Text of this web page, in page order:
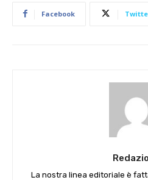
Facebook
La nostra linea editoriale è